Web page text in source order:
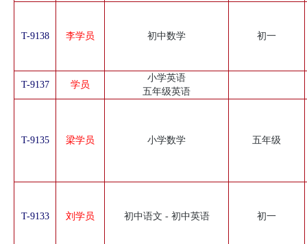
T-9138 李学员 初中数学 初一
T-9137 学员
小学英语
五年级英语
T-9135 梁学员 小学数学 五年级
T-9133 刘学员 初中语文 - 初中英语 初一